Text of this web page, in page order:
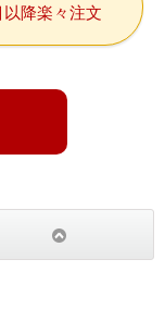
以降楽々注文